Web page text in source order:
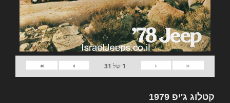
«
‹
1 של 31
›
»
קטלוג ג'יפ 1979